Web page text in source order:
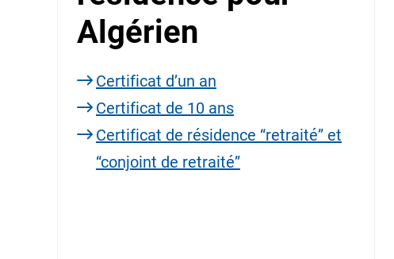
Algérien
Certificat d’un an
Certificat de 10 ans
Certificat de résidence “retraité” et
“conjoint de retraité”